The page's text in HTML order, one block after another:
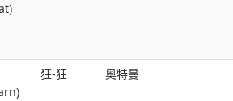
狂-狂 奥特曼